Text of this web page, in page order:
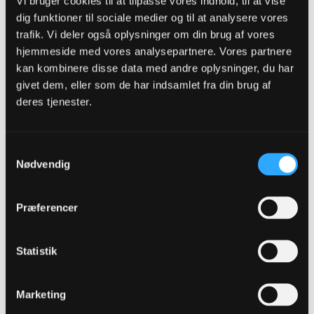
dig funktioner til sociale medier og til at analysere vores
trafik. Vi deler også oplysninger om din brug af vores
hjemmeside med vores analysepartnere. Vores partnere
kan kombinere disse data med andre oplysninger, du har
givet dem, eller som de har indsamlet fra din brug af
deres tjenester.
Nødvendig
Præferencer
Statistik
Marketing
02-11-2023, 10:32
Oprindeligt indsendt affmprOB
Bum
https://www.ob.dk/nyhedsarkiv/ob-sto...d-andreas-alm/
der er så meget tryk på at jeg kan ikke komme igennem
Senior Member
Oprindeligt indsendt af
der er så meget tryk på at jeg kan ikke komme igennem